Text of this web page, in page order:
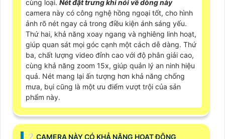
cùng loại. Nét đặt trưng khi nói về dòng này
camera này có công nghệ hồng ngoại tốt, cho hình
ảnh rõ nét ngay cả trong điều kiện ánh sáng yếu.
Thứ hai, khả năng xoay ngang và nghiêng linh hoạt,
giúp quan sát mọi góc cạnh một cách dễ dàng. Thứ
ba, chất lượng video đỉnh cao với độ phân giải cao,
cùng khả năng zoom 15x, giúp quản lý an ninh hiệu
quả. Nét mang lại ấn tượng hơn khả năng chống
mưa, bụi cũng là một ưu điểm vượt trội của sản
phẩm này.
❔ CAMERA NÀY CÓ KHẢ NĂNG HOẠT ĐỘNG